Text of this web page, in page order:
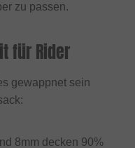
zu passen.
für Rider
gewappnet sein
8mm decken 90%